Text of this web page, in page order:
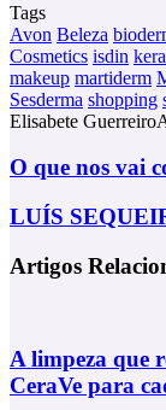
Tags
Avon Beleza
Cosmetics isdin
makeup martiderm
Sesderma shopping
Elisabete Guerreiro
O
nos
vai
Pedro
O que nos vai
LUÍS
apresenta
disco
LUÍS
Artigos
A limpeza que
CeraVe para